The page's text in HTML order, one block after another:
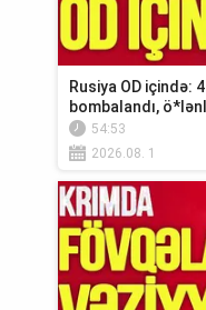
Rusiya OD içində:
bombalandı,
54:53
2026.08. 1